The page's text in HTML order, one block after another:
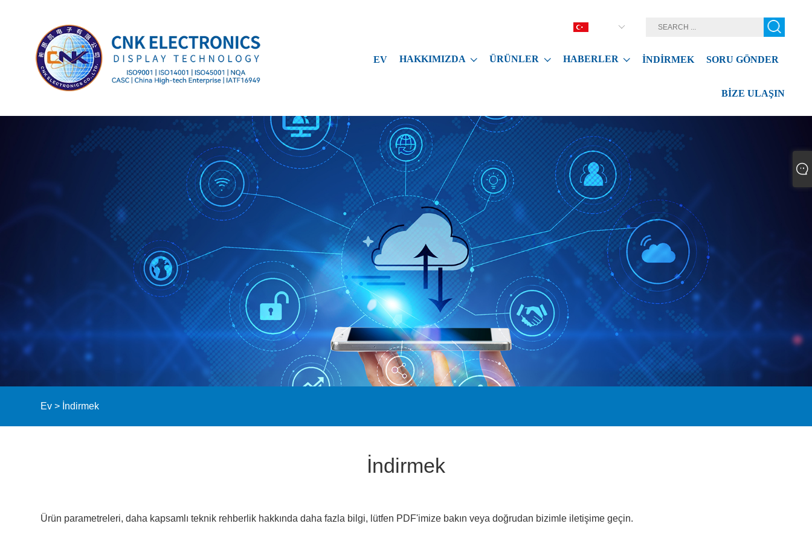
EV HAKKIMIZDA ÜRÜNLER HABERLER İNDIRMEK SORU GÖNDER
BIZE ULAŞIN
Ev > İndirmek
İndirmek
Ürün parametreleri, daha kapsamlı teknik rehberlik hakkında daha fazla bilgi, lütfen PDF'imize bakın veya doğrudan bizimle iletişime geçin.